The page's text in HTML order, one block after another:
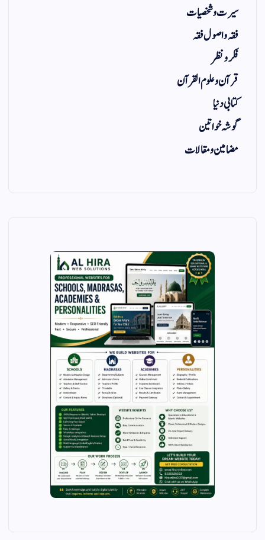
سیرت و شخصیات
فقہ و اصول فقہ
فکر و نظر
قرآن و علوم القرآن
کتابی دنیا
گوشہ خواتین
مضامین و مقالات